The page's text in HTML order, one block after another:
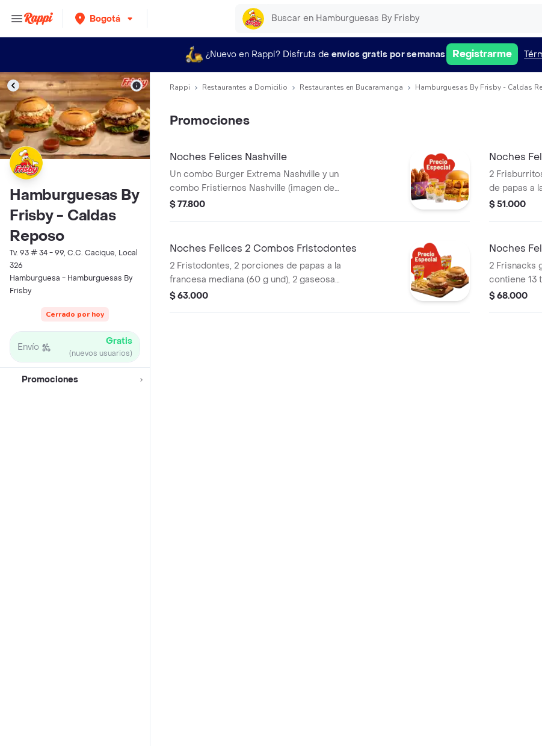
Bogotá
¿Nuevo en Rappi? Disfruta de envíos gratis por semanas Registrarme
Hamburguesas By
Frisby - Caldas
Reposo
Tv. 93 # 34 - 99, C.C. Cacique, Local
326
Hamburguesa - Hamburguesas By
Frisby
Cerrado por hoy
Envío Gratis
(nuevos usuarios)
Promociones
Rappi Restaurantes a Domicilio Restaurantes en Bucaramanga Hamburguesas By Frisby - Caldas
Promociones
Noches Felices Nashville
Un combo Burger Extrema Nashville y un
combo Fristiernos Nashville (imagen de
producto corresponde a producto
$ 77.800
Noches
2
de papas a
und) y 2
$ 51.000
Noches Felices 2 Combos Fristodontes
2 Fristodontes, 2 porciones de papas a la
francesa mediana (60 g und), 2 gaseosas
(325 ml und). Escoge entre búfalo
$ 63.000
Noches
2 Frisnacks
contiene 13
papas a la
$ 68.000